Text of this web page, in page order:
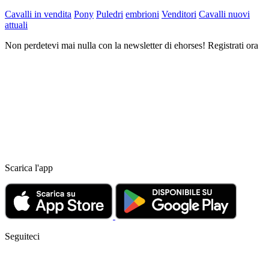
Cavalli in vendita Pony Puledri embrioni Venditori Cavalli nuovi
attuali
Non perdetevi mai nulla con la newsletter di ehorses! Registrati ora
Scarica l'app
Seguiteci